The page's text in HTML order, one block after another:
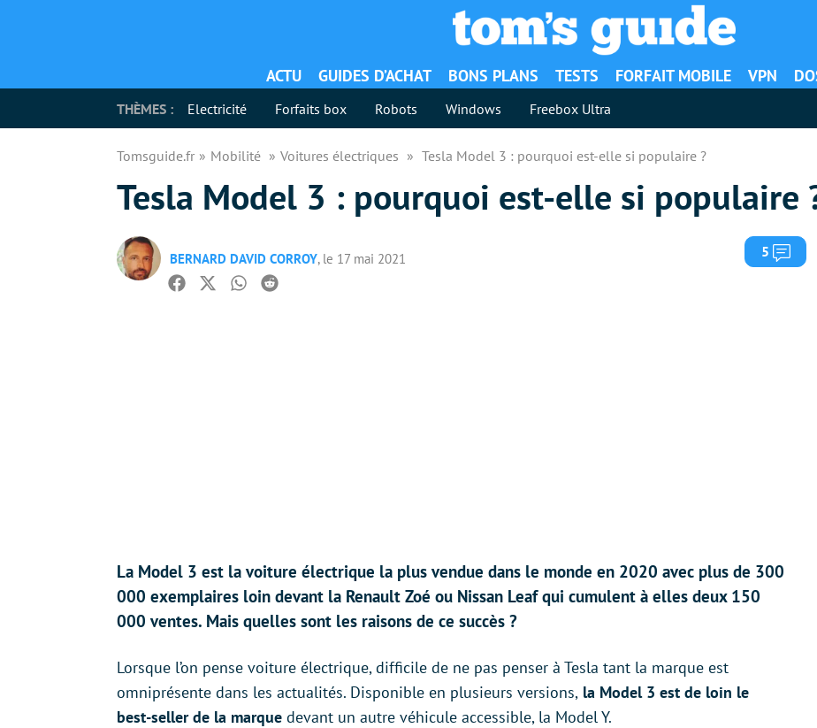
ACTU GUIDES D’ACHAT BONS PLANS TESTS FORFAIT MOBILE VPN
THÈMES : Electricité Forfaits box Robots Windows Freebox Ultra
Tomsguide.fr Mobilité Voitures électriques Tesla Model 3 : pourquoi est-elle si populaire ?
Tesla Model 3 : pourquoi est-elle si populaire
BERNARD DAVID CORROY, le 17 mai 2021 5
Facebook
TwitterWhatsapp
Reddit
La Model 3 est la voiture électrique la plus vendue dans le monde en 2020 avec plus de 300
000 exemplaires loin devant la Renault Zoé ou Nissan Leaf qui cumulent à elles deux 150
000 ventes. Mais quelles sont les raisons de ce succès ?
Lorsque l’on pense voiture électrique, difficile de ne pas penser à Tesla tant la marque est
omniprésente dans les actualités. Disponible en plusieurs versions, la Model 3 est de loin le
best-seller de la marque devant un autre véhicule accessible, la Model Y.